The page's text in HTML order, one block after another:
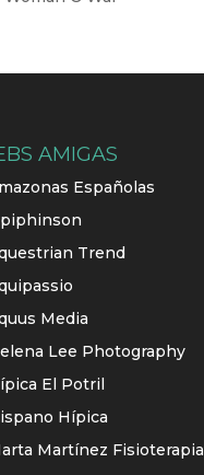
AMIGAS
Españolas
Trend
Media
Lee Photography
El Potril
Hípica
Martínez Fisioterapia